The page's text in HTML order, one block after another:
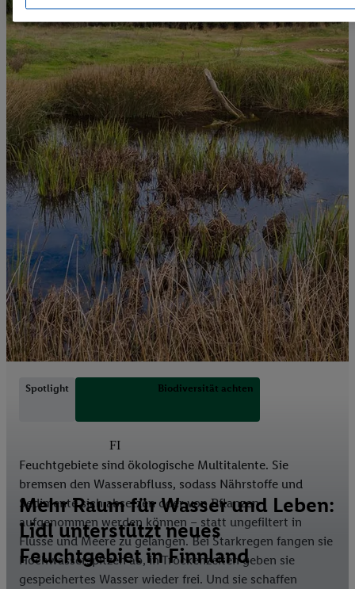
Spotlight Biodiversität achten
FI
Mehr Raum für Wasser und Leben:
Lidl unterstützt neues
Feuchtgebiet in Finnland
Feuchtgebiete sind ökologische Multitalente. Sie
bremsen den Wasserabfluss, sodass Nährstoffe und
Sedimente sich absetzen oder von Pflanzen
aufgenommen werden können – statt ungefiltert in
Flüsse und Meere zu gelangen. Bei Starkregen fangen sie
Hochwasserspitzen ab, in Trockenzeiten geben sie
gespeichertes Wasser wieder frei. Und sie schaffen